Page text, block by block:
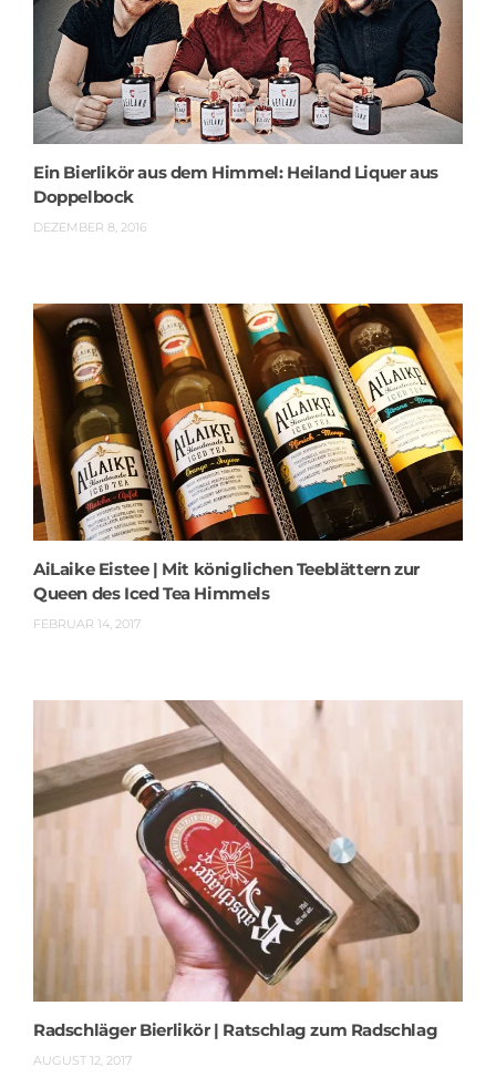
Ein Bierlikör aus dem Himmel: Heiland Liquer aus
Doppelbock
DEZEMBER 8, 2016
AiLaike Eistee | Mit königlichen Teeblättern zur
Queen des Iced Tea Himmels
FEBRUAR 14, 2017
Radschläger Bierlikör | Ratschlag zum Radschlag
AUGUST 12, 2017